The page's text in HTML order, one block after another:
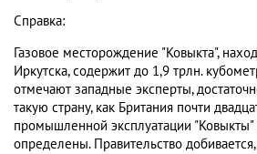
Справка:
Газовое месторождение "Ковыкта",
Иркутска, содержит до 1,9 трлн.
отмечают западные эксперты,
такую страну, как Британия почти
промышленной эксплуатации
определены. Правительство